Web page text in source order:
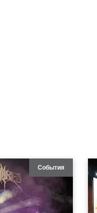
События